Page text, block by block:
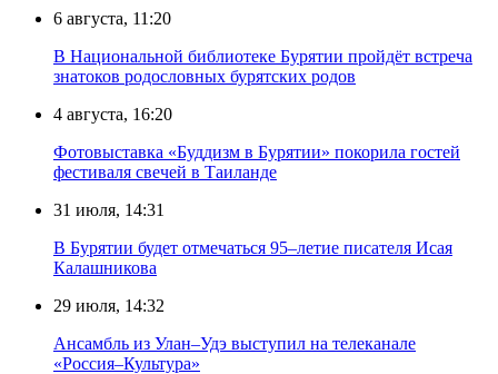
6 августа, 11:20
В Национальной библиотеке Бурятии пройдёт встреча
знатоков родословных бурятских родов
4 августа, 16:20
Фотовыставка «Буддизм в Бурятии» покорила гостей
фестиваля свечей в Таиланде
31 июля, 14:31
В Бурятии будет отмечаться 95–летие писателя Исая
Калашникова
29 июля, 14:32
Ансамбль из Улан–Удэ выступил на телеканале
«Россия–Культура»